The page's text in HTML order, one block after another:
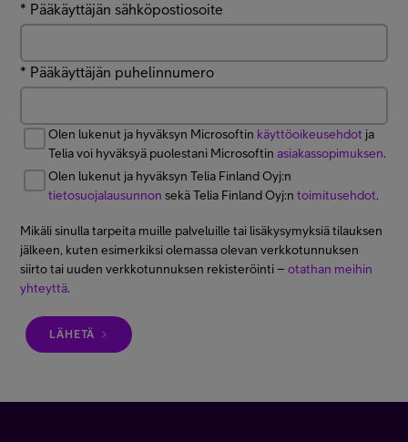
* Pääkäyttäjän sähköpostiosoite
* Pääkäyttäjän puhelinnumero
Olen lukenut ja hyväksyn Microsoftin käyttöoikeusehdot ja
Telia voi hyväksyä puolestani Microsoftinasiakassopimuksen.
Olen lukenut ja hyväksyn Telia Finland Oyj:n
tietosuojalausunnon sekä Telia Finland Oyj:ntoimitusehdot.
Mikäli sinulla tarpeita muille palveluille tai lisäkysymyksiä tilauksen
jälkeen, kuten esimerkiksi olemassa olevan verkkotunnuksen
siirto tai uuden verkkotunnuksen rekisteröinti –otathan meihin
yhteyttä.
LÄHETÄ